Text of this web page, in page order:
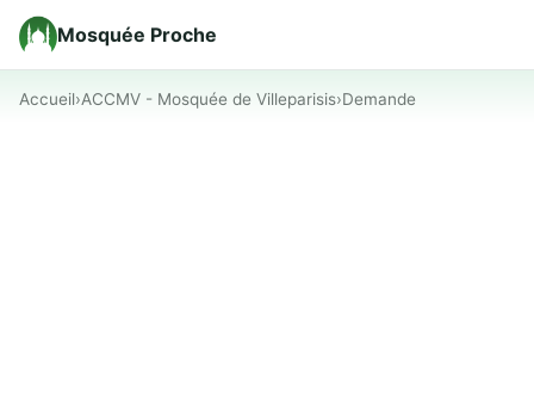
Mosquée Proche
Accueil›ACCMV - Mosquée de Villeparisis›Demande